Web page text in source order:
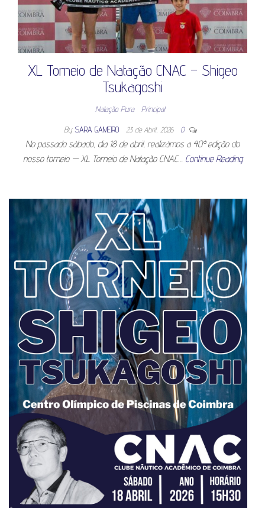
XL Torneio de Natação CNAC – Shigeo
Tsukagoshi
Natação Pura Principal
By SARA GAMEIRO 23 de Abril, 2026 0
No passado sábado, dia 18 de abril, realizámos a 40ª edição do
nosso torneio — XL Torneio de Natação CNAC… Continue Reading